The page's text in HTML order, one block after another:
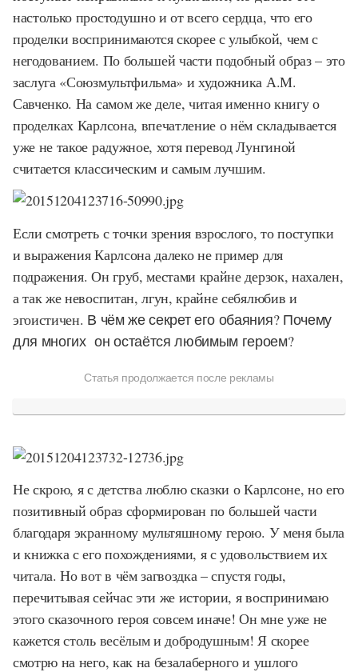
настолько простодушно и от всего сердца, что его
проделки воспринимаются скорее с улыбкой, чем с
негодованием. По большей части подобный образ – это
заслуга «Союзмультфильма» и художника А.М.
Савченко. На самом же деле, читая именно книгу о
проделках Карлсона, впечатление о нём складывается
уже не такое радужное, хотя перевод Лунгиной
считается классическим и самым лучшим.
Если смотреть с точки зрения взрослого, то поступки
и выражения Карлсона далеко не пример для
подражения. Он груб, местами крайне дерзок, нахален,
а так же невоспитан, лгун, крайне себялюбив и
эгоистичен. В чём же секрет его обаяния? Почему
для многих он остаётся любимым героем?
Статья продолжается после рекламы
Не скрою, я с детства люблю сказки о Карлсоне, но его
позитивный образ сформирован по большей части
благодаря экранному мультяшному герою. У меня была
и книжка с его похождениями, я с удовольствием их
читала. Но вот в чём загвоздка – спустя годы,
перечитывая сейчас эти же истории, я воспринимаю
этого сказочного героя совсем иначе! Он мне уже не
кажется столь весёлым и добродушным! Я скорее
смотрю на него, как на безалаберного и ушлого